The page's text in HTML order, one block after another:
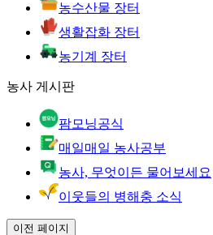
농수산물 장터
생활잡화 장터
농기계 장터
농사 게시판
팜모닝공식
매일매일 농사공부
농사, 무엇이든 물어보세요
이웃들의 병해충 소식
이전 페이지